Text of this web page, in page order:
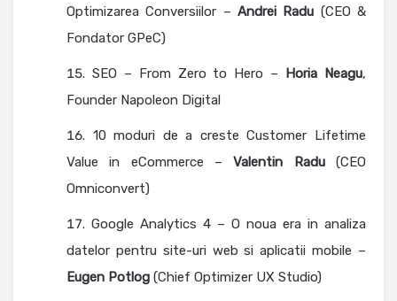
Optimizarea Conversiilor – Andrei Radu (CEO &
Fondator GPeC)
SEO – From Zero to Hero – Horia Neagu,
Founder Napoleon Digital
10 moduri de a creste Customer Lifetime
Value in eCommerce –Valentin Radu(CEO
Omniconvert)
Google Analytics 4 – O noua era in analiza
datelor pentru site-uri web si aplicatii mobile –
Eugen Potlog (Chief Optimizer UX Studio)